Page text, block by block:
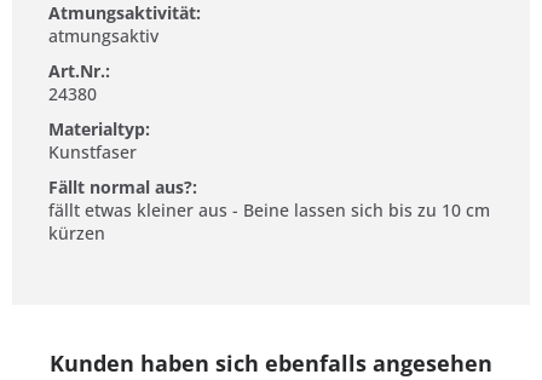
Atmungsaktivität:
atmungsaktiv
Art.Nr.:
24380
Materialtyp:
Kunstfaser
Fällt normal aus?:
fällt etwas kleiner aus - Beine lassen sich bis zu 10 cm
kürzen
Kunden haben sich ebenfalls angesehen